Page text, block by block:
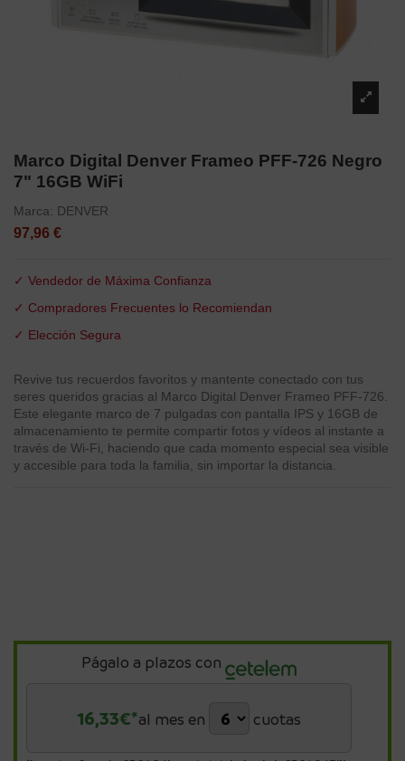
Marco Digital Denver Frameo PFF-726 Negro
7" 16GB WiFi
Marca: DENVER
97,96 €
✓ Vendedor de Máxima Confianza
✓ Compradores Frecuentes lo Recomiendan
✓ Elección Segura
Revive tus recuerdos favoritos y mantente conectado con tus
seres queridos gracias al Marco Digital Denver Frameo PFF-726.
Este elegante marco de 7 pulgadas con pantalla IPS y 16GB de
almacenamiento te permite compartir fotos y vídeos al instante a
través de Wi-Fi, haciendo que cada momento especial sea visible
y accesible para toda la familia, sin importar la distancia.
Págalo a plazos con
16,33€*al mes en cuotas